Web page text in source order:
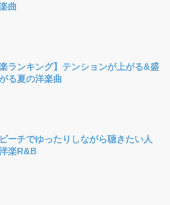
曲
楽ランキング】テンションが上がる&盛
る夏の洋楽曲
ーチでゆったりしながら聴きたい人
楽R&B